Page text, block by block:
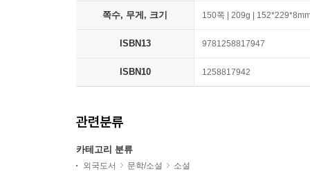
쪽수, 무게, 크기 150쪽 | 209g |
ISBN13 9781258817947
ISBN10 1258817942
관련분류
카테고리 분류
외국도서 문학/소설 소설